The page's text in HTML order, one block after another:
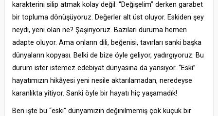
karakterini silip atmak kolay değil. “Değişelim” derken garabet
bir topluma dönüşüyoruz. Değerler alt üst oluyor. Eskiden şey
neydi, yeni olan ne? Şaşırıyoruz. Bazıları duruma hemen
adapte oluyor. Ama onların dili, beğenisi, tavırları sanki başka
dünyaların kopyası. Belki de bize öyle geliyor, yadırgıyoruz. Bu
durum ister istemez edebiyat dünyasına da yansıyor. “Eski”
hayatımızın hikâyesi yeni nesile aktarılamadan, neredeyse
karanlıkta yitiyor. Sanki öyle bir hayatı hiç yaşamadık!
Ben işte bu “eski” dünyamızın değinilmemiş çok küçük bir